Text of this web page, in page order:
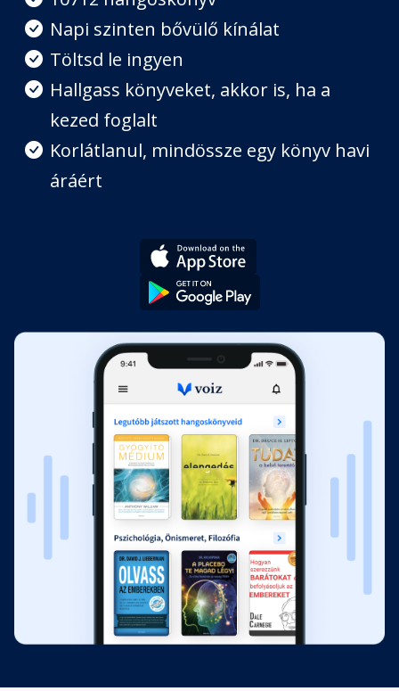
2015. július 29., szerda–2015.
augusztus 1., szombat
Fejezet hossza: 00:27:03
2015. augusztus 2., vasárnap–2015.
augusztus 11., kedd
Fejezet hossza: 00:19:13
augusztus 20., csütörtök
Fejezet hossza: 00:19:23
2015. augusztus 21., péntek–2015.
augusztus 27., csütörtök
Fejezet hossza: 00:20:02
2015. augusztus 29., szombat–
2015. szeptember 1., kedd
Fejezet hossza: 00:23:00
2015. szeptember 2., szerda–2015.
szeptember 3., csütörtök
Fejezet hossza: 00:24:12
2015. szeptember 4., péntek–2015.
szeptember 11., péntek
Fejezet hossza: 00:15:13
Napi szinten bővülő kínálat
Töltsd le ingyen
Hallgass könyveket, akkor is, ha a
kezed foglalt
Korlátlanul, mindössze egy könyv havi
áráért